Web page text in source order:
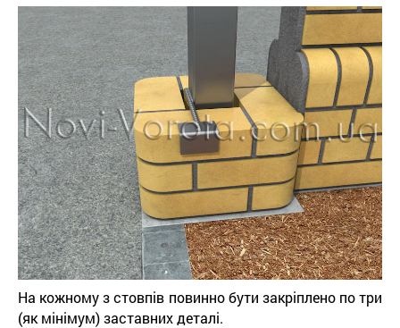
На кожному з стовпів повинно бути закріплено по три
(як мінімум) заставних деталі.